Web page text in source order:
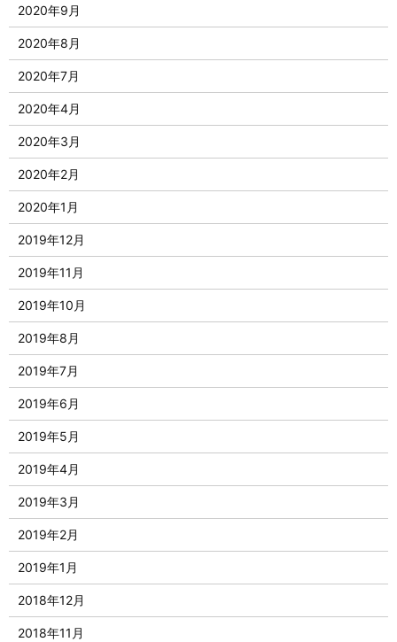
2020年9月
2020年8月
2020年7月
2020年4月
2020年3月
2020年2月
2020年1月
2019年12月
2019年11月
2019年10月
2019年8月
2019年7月
2019年6月
2019年5月
2019年4月
2019年3月
2019年2月
2019年1月
2018年12月
2018年11月